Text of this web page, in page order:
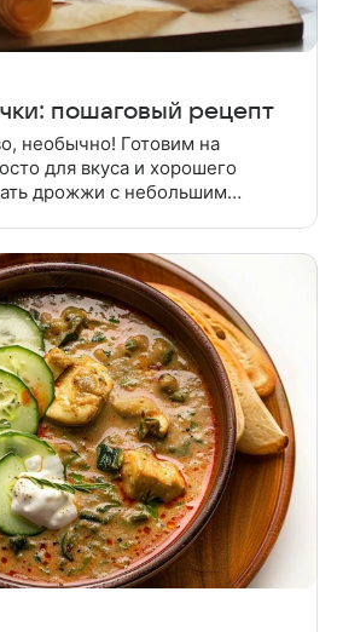
пошаговый рецепт
необычно! Готовим на
для вкуса и хорошего
дрожжи с небольшим